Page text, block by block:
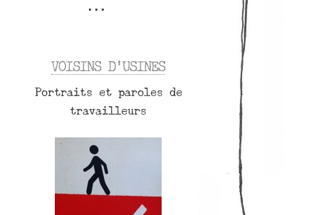
VOISINS D’USINES
Portraits et paroles de
travailleurs